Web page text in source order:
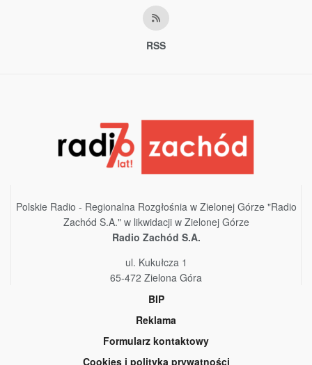
RSS
Polskie Radio - Regionalna Rozgłośnia w Zielonej Górze "Radio
Zachód S.A." w likwidacji w Zielonej Górze
Radio Zachód S.A.
ul. Kukułcza 1
65-472 Zielona Góra
BIP
Reklama
Formularz kontaktowy
Cookies i polityka prywatności